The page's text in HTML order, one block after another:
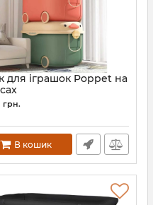
для іграшок Poppet на
PP-001B-S
грн.
В кошик